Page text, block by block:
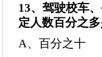
13、驾驶校车
定人数百分之
A、百分之十